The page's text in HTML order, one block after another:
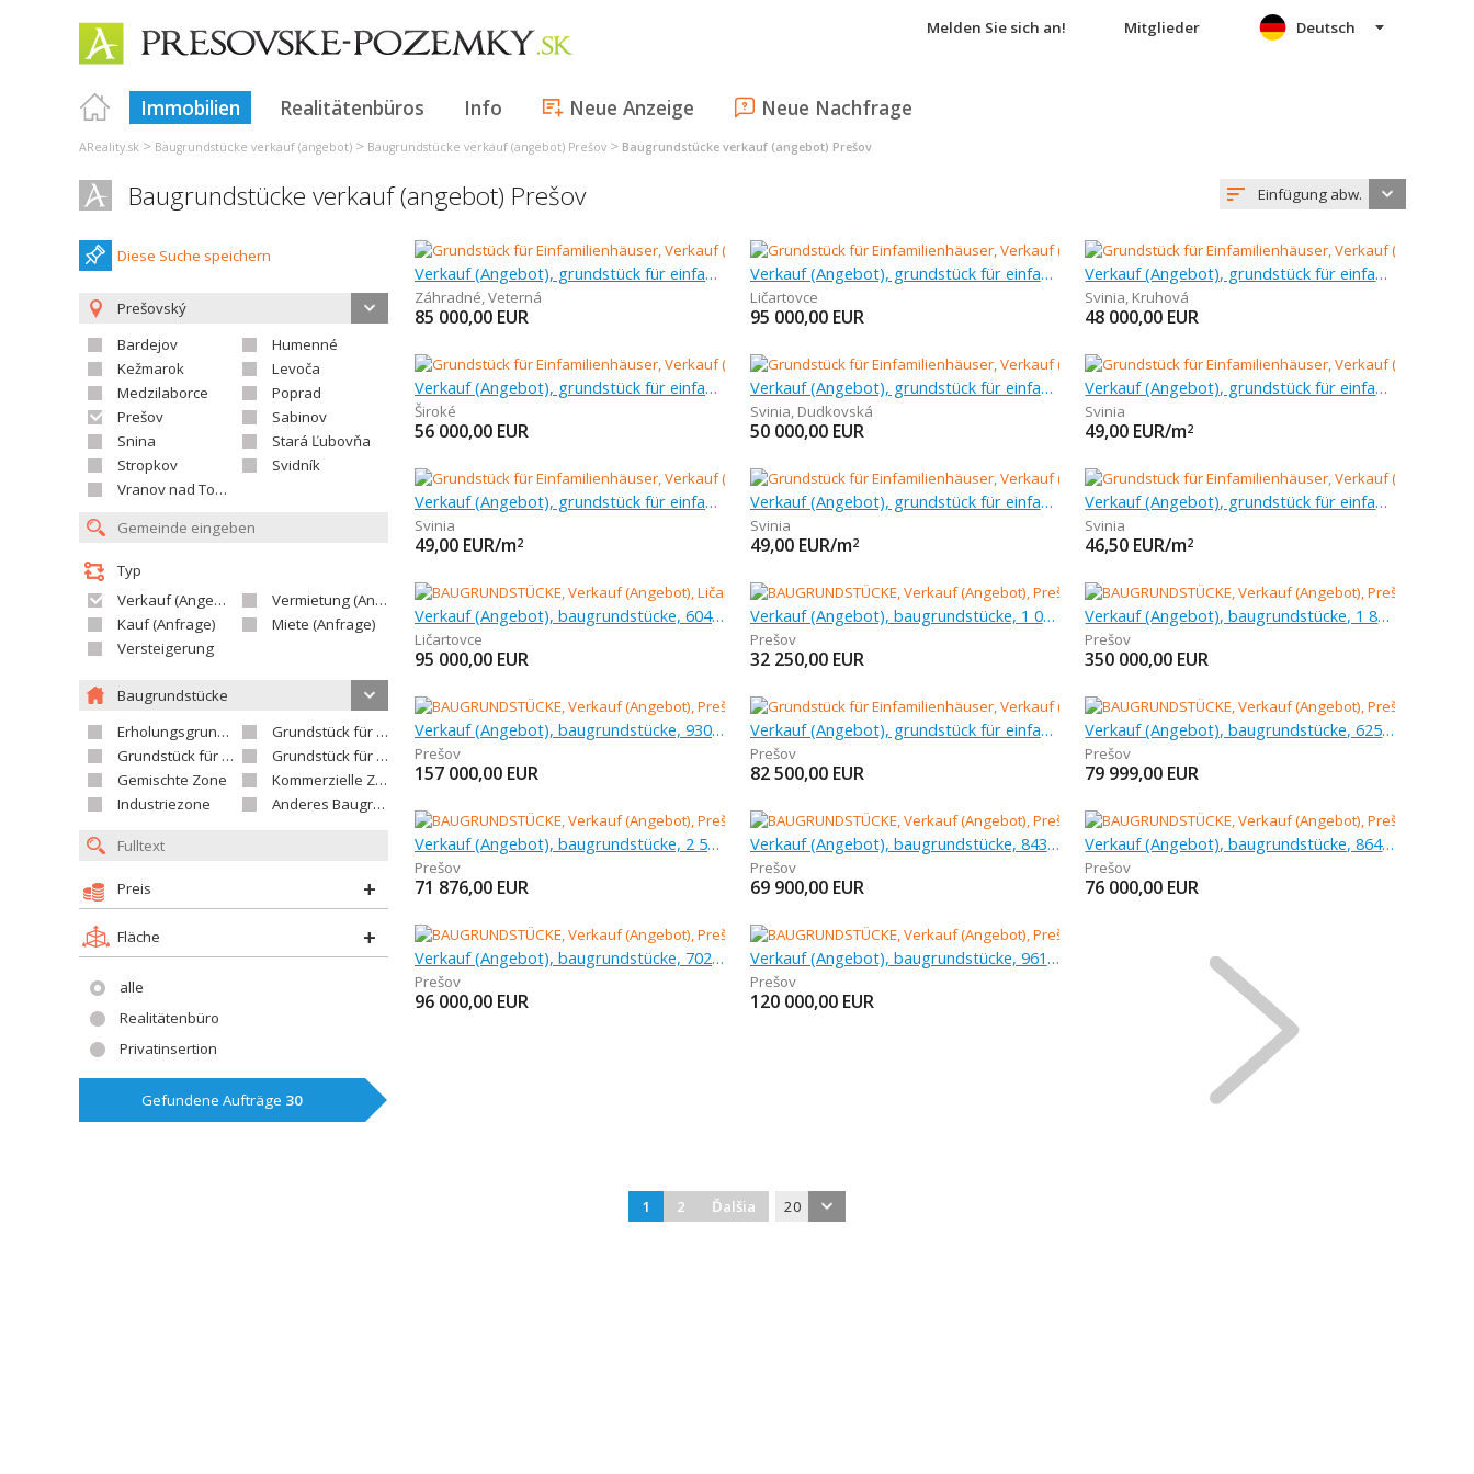
Melden Sie sich an! Mitglieder
Immobilien Realitätenbüros Info Neue Anzeige Neue Nachfrage
Deutsch
AReality.sk > Baugrundstücke verkauf (angebot) > Baugrundstücke verkauf (angebot) Prešov > Baugrundstücke verkauf (angebot) Prešov
Baugrundstücke verkauf (angebot) Prešov Einfügung abw.
Diese Suche speichern
Prešovský
Bardejov
Humenné
Kežmarok
Levoča
Medzilaborce
Poprad
Prešov
Sabinov
Snina
Stará Ľubovňa
Stropkov
Svidník
Vranov nad Topľou
Typ
Verkauf (Angebot)
Vermietung (Angebot)
Kauf (Anfrage)
Miete (Anfrage)
Versteigerung
Baugrundstücke
Erholungsgrundstück
Grundstück für Einfamilienhäuser
Grundstück für Wohnhäuser
Grundstück für Versorgungseinrichtungen
Gemischte Zone
Kommerzielle Zone
Industriezone
Anderes Baugrundstück
Preis
Fläche
alle
Realitätenbüro
Privatinsertion
Gefundene Aufträge 30
Verkauf (Angebot), grundstück für einfamilienhäuser, 878 m
Záhradné,Veterná
85 000,00 EUR
Verkauf (Angebot), grundstück für einfamilienhäuser, 604 m
Ličartovce
95 000,00 EUR
Verkauf (Angebot), grundstück für einfamilienhäuser, 667 m
Svinia, Kruhová
48 000,00 EUR
Verkauf (Angebot), grundstück für einfamilienhäuser, 80 m
Široké
56 000,00 EUR
Verkauf (Angebot), grundstück für einfamilienhäuser, 751 m
Svinia, Dudkovská
50 000,00 EUR
Verkauf (Angebot), grundstück für einfamilienhäuser, 991 m
Svinia
49,00 EUR/m2
Verkauf (Angebot), grundstück für einfamilienhäuser, 876 m
Svinia
49,00 EUR/m2
Verkauf (Angebot), grundstück für einfamilienhäuser, 977 m
Svinia
49,00 EUR/m2
Verkauf (Angebot), grundstück für einfamilienhäuser, 3 720 m
Svinia
46,50 EUR/m2
Verkauf (Angebot), baugrundstücke, 604 m
Ličartovce
95 000,00 EUR
Verkauf (Angebot), baugrundstücke, 1 050 m
Prešov
32 250,00 EUR
Verkauf (Angebot), baugrundstücke, 1 861 m
Prešov
350 000,00 EUR
Verkauf (Angebot), baugrundstücke, 930 m
Prešov
157 000,00 EUR
Verkauf (Angebot), grundstück für einfamilienhäuser, 940 m
Prešov
82 500,00 EUR
Verkauf (Angebot), baugrundstücke, 625 m
Prešov
79 999,00 EUR
Verkauf (Angebot), baugrundstücke, 2 567 m
Prešov
71 876,00 EUR
Verkauf (Angebot), baugrundstücke, 843 m
Prešov
69 900,00 EUR
Verkauf (Angebot), baugrundstücke, 864 m
Prešov
76 000,00 EUR
Verkauf (Angebot), baugrundstücke, 702 m
Prešov
96 000,00 EUR
Verkauf (Angebot), baugrundstücke, 961 m
Prešov
120 000,00 EUR
1 2 Ďalšia 20